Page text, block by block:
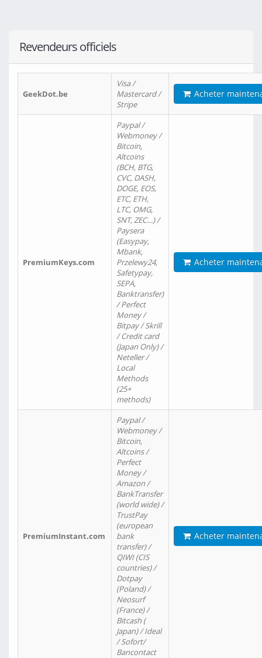
Revendeurs officiels
GeekDot.be
Visa /
Mastercard /
Stripe
Acheter
PremiumKeys.com
Paypal /
Webmoney /
Bitcoin,
Altcoins
(BCH, BTG,
CVC, DASH,
DOGE, EOS,
ETC, ETH,
LTC, OMG,
SNT, ZEC…) /
Paysera
(Easypay,
Mbank,
Przelewy24,
Safetypay,
SEPA,
Banktransfer)
/ Perfect
Money /
Bitpay / Skrill
/ Credit card
(Japan Only) /
Neteller /
Local
Methods
(25+
methods)
Acheter
PremiumInstant.com
Paypal /
Webmoney /
Bitcoin,
Altcoins /
Perfect
Money /
Amazon /
BankTransfer
(world wide) /
TrustPay
(european
bank
transfer) /
QIWI (CIS
countries) /
Dotpay
(Poland) /
Neosurf
(France) /
Bitcash (
Japan) / Ideal
/ Sofort/
Bancontact
Acheter